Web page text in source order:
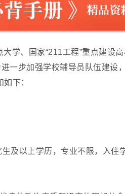
学、国家“211工程”重点建设
一步加强学校辅导员队伍建设
下：
及以上学历，专业不限，入住